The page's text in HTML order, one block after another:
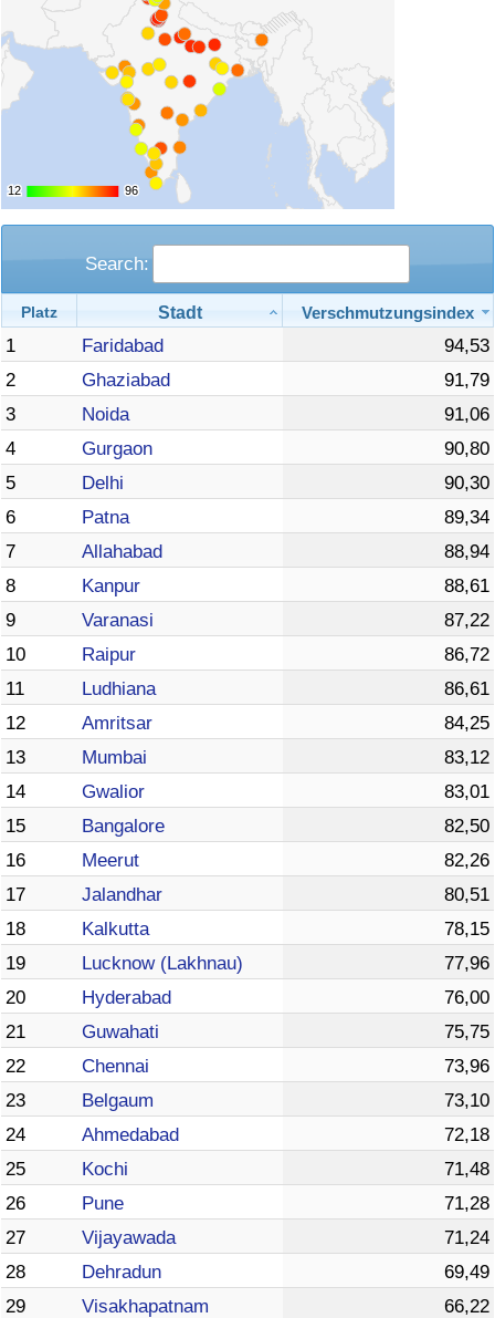
12
12 96
96
Search:
Platz Stadt Verschmutzungsindex
1 Faridabad
94,53
2
Ghaziabad
91,79
3
Noida
91,06
4
Gurgaon
90,80
5
Delhi
90,30
6
Patna
89,34
7
Allahabad
88,94
8
Kanpur
88,61
9
Varanasi
87,22
10
Raipur
86,72
11
Ludhiana
86,61
12
Amritsar
84,25
13
Mumbai
83,12
14
Gwalior
83,01
15
Bangalore
82,50
16
Meerut
82,26
17
Jalandhar
80,51
18
Kalkutta
78,15
19
Lucknow (Lakhnau)
77,96
20
Hyderabad
76,00
21
Guwahati
75,75
22
Chennai
73,96
23
Belgaum
73,10
24
Ahmedabad
72,18
25
Kochi
71,48
26
Pune
71,28
27
Vijayawada
71,24
28
Dehradun
69,49
29
Visakhapatnam
66,22